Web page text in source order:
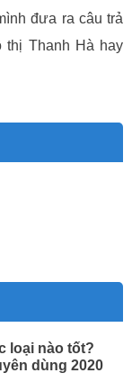
đưa ra câu trả
thị Thanh Hà hay
loại nào tốt?
dùng 2020